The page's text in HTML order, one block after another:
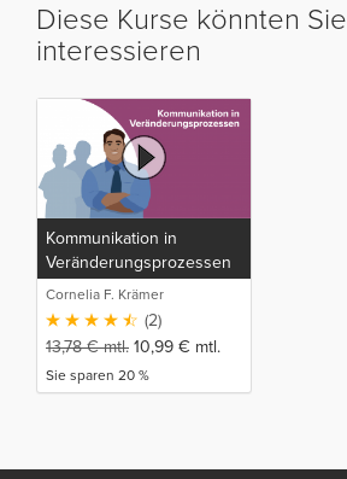
Diese Kurse könnten Sie
interessieren
Kommunikation in
Veränderungsprozessen
Cornelia F. Krämer
(2)
13,78€mtl. 10,99 € mtl.
Sie sparen 20 %